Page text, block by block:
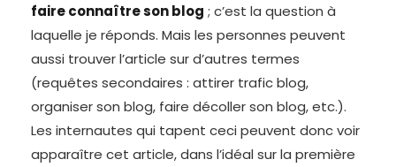
faire connaître son blog ; c’est la question à
laquelle je réponds. Mais les personnes peuvent
aussi trouver l’article sur d’autres termes
(requêtes secondaires : attirer trafic blog,
organiser son blog, faire décoller son blog, etc.).
Les internautes qui tapent ceci peuvent donc voir
apparaître cet article, dans l’idéal sur la première